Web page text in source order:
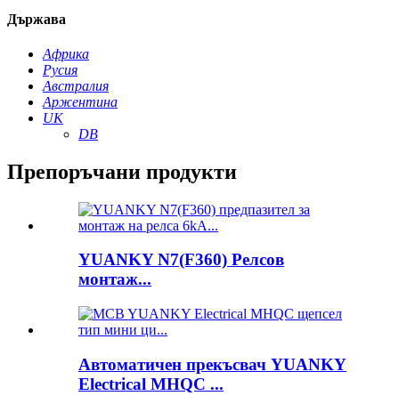
Държава
Африка
Русия
Австралия
Аржентина
UK
DB
Препоръчани продукти
YUANKY N7(F360) Релсов
монтаж...
Автоматичен прекъсвач YUANKY
Electrical MHQC ...